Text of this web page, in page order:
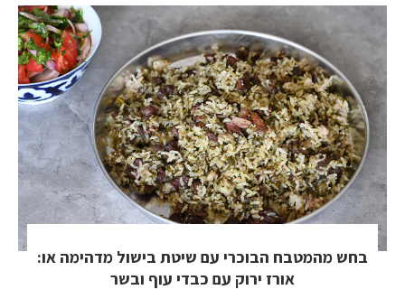
בחש מהמטבח הבוכרי עם שיטת בישול מדהימה או:
אורז ירוק עם כבדי עוף ובשר